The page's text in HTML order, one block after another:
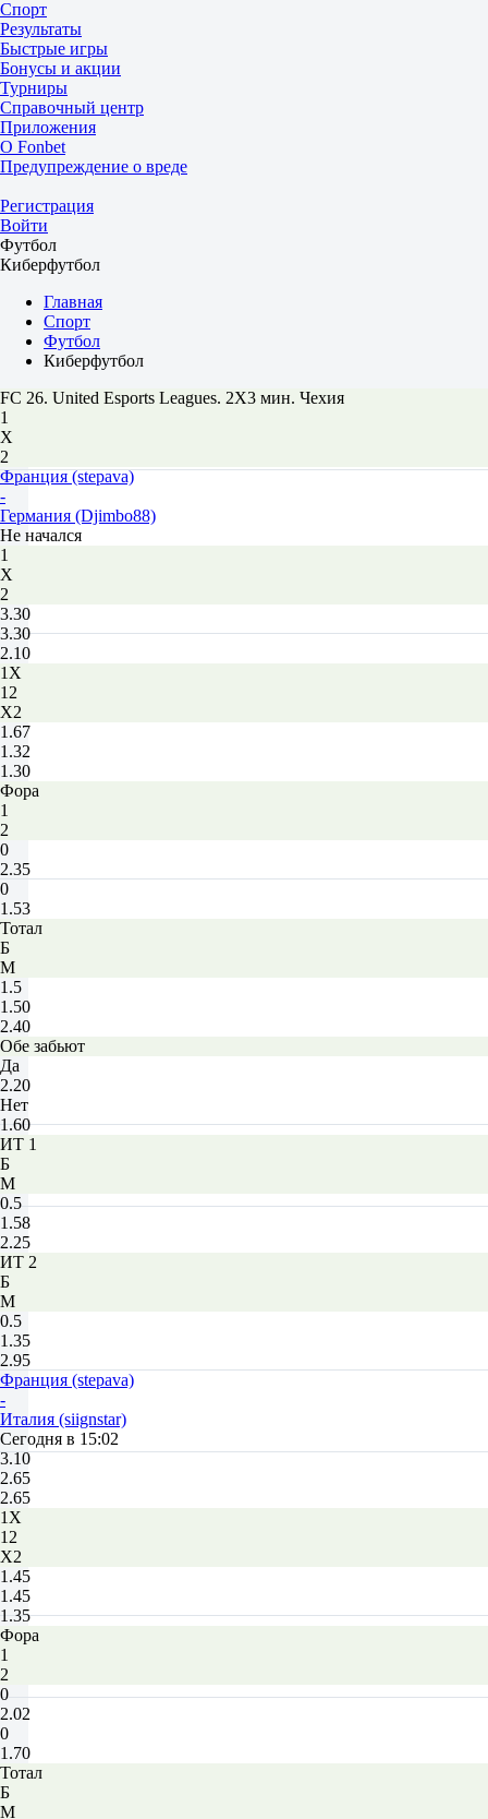
Спорт
Результаты
Быстрые игры
Бонусы и акции
Турниры
Справочный центр
Приложения
О Fonbet
Предупреждение о вреде
Регистрация
Войти
Футбол
Киберфутбол
Главная
Спорт
Футбол
Киберфутбол
FC 26. United Esports Leagues. 2X3 мин. Чехия
1
Х
2
Франция (stepava)
-
Германия (Djimbo88)
Не начался
1
Х
2
3.30
3.30
2.10
1X
12
X2
1.67
1.32
1.30
Фора
1
2
0
2.35
0
1.53
Тотал
Б
М
1.5
1.50
2.40
Обе забьют
Да
2.20
Нет
1.60
ИТ 1
Б
М
0.5
1.58
2.25
ИТ 2
Б
М
0.5
1.35
2.95
Франция (stepava)
-
Италия (siignstar)
Сегодня в 15:02
3.10
2.65
2.65
1X
12
X2
1.45
1.45
1.35
Фора
1
2
0
2.02
0
1.70
Тотал
Б
М